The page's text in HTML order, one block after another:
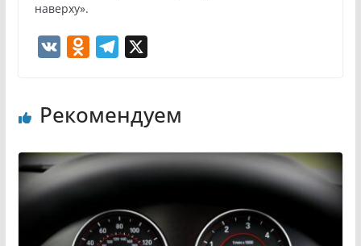
наверху».
o
l
a
s
e
r
a
m
Рекомендуем